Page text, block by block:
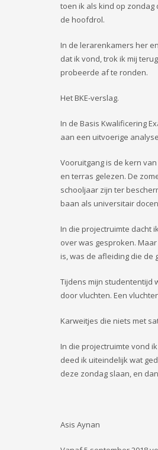
toen ik als kind op
de hoofdrol.
In de lerarenkamers her
dat ik vond, trok ik mij
probeerde af te ronden.
Het BKE-verslag.
In de Basis Kwalificering
aan een uitvoerige
Vooruitgang is de kern
en terras gelezen. De
schooljaar zijn ter
baan als universitair
In die projectruimte dacht
over was gesproken.
is, was de afleiding die de
Tijdens mijn studententijd
door vluchten. Een
Karweitjes die niets met
In die projectruimte vond
deed ik uiteindelijk wat
deze zondag slaan, en
Asis Aynan